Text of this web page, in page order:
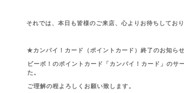
それでは、本日も皆様のご来店、心よりお待ちしてお
★カンパイ！カード（ポイントカード）終了のお知らせ
ビーボ！のポイントカード「カンパイ！カード」のサ
た。
ご理解の程よろしくお願い致します。